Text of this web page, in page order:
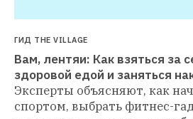
ГИД THE VILLAGE
Вам, лентяи: Как взяться за
здоровой едой и заняться
Эксперты объясняют, как
спортом, выбрать фитнес-